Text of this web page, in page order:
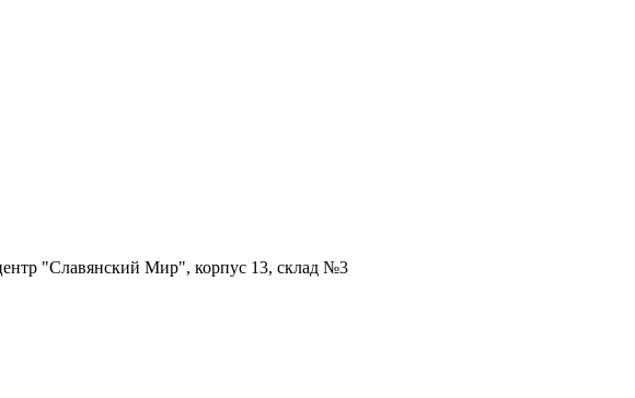
"Славянский Мир", корпус 13, склад №3